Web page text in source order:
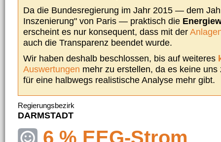
Da die Bundesregierung im Jahr 2015 — dem
Inszenierung" von Paris — praktisch die
erscheint es nur konsequent, dass mit der
auch die Transparenz beendet wurde.
Wir haben deshalb beschlossen, bis auf weiteres
Auswertungen mehr zu erstellen, da es keine
für eine halbwegs realistische Analyse mehr gibt.
Regierungsbezirk
DARMSTADT
6 % EEG-Strom